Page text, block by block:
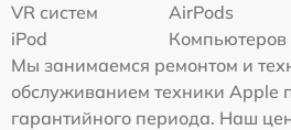
VR систем
AirPods
iPod
Компьютеров
Мы занимаемся ремонтом и
обслуживанием техники Apple
гарантийного периода. Наш